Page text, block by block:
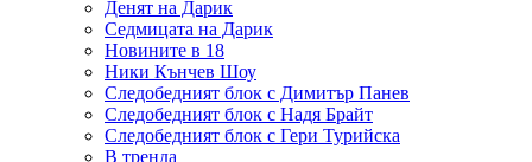
Денят на Дарик
Седмицата на Дарик
Новините в 18
Ники Кънчев Шоу
Следобедният блок с Димитър Панев
Следобедният блок с Надя Брайт
Следобедният блок с Гери Турийска
В тренда